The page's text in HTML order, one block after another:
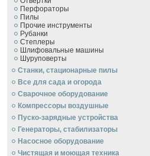
Перфораторы
Пилы
Прочие инструменты
Рубанки
Степлеры
Шлифовальные машины
Шуруповерты
Станки, стационарные пилы
Все для сада и огорода
Сварочное оборудование
Компрессоры воздушные
Пуско-зарядные устройства
Генераторы, стабилизаторы
Насосное оборудование
Чистящая и моющая техника